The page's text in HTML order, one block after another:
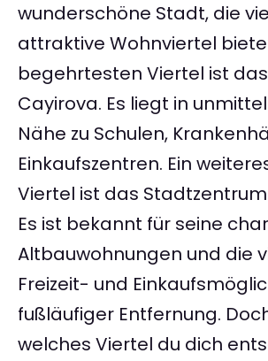
wunderschöne Stadt, die
attraktive Wohnviertel
begehrtesten Viertel ist
Cayirova. Es liegt in
Nähe zu Schulen,
Einkaufszentren. Ein
Viertel ist das
Es ist bekannt für seine
Altbauwohnungen und die
Freizeit- und
fußläufiger Entfernung.
welches Viertel du dich